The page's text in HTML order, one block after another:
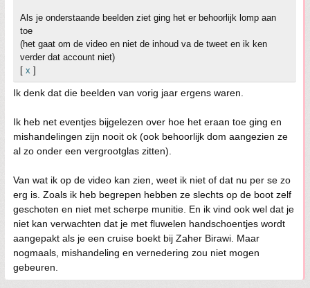
Als je onderstaande beelden ziet ging het er behoorlijk lomp aan
toe
(het gaat om de video en niet de inhoud va de tweet en ik ken
verder dat account niet)
[ x ]
Ik denk dat die beelden van vorig jaar ergens waren.
Ik heb net eventjes bijgelezen over hoe het eraan toe ging en
mishandelingen zijn nooit ok (ook behoorlijk dom aangezien ze
al zo onder een vergrootglas zitten).
Van wat ik op de video kan zien, weet ik niet of dat nu per se zo
erg is. Zoals ik heb begrepen hebben ze slechts op de boot zelf
geschoten en niet met scherpe munitie. En ik vind ook wel dat je
niet kan verwachten dat je met fluwelen handschoentjes wordt
aangepakt als je een cruise boekt bij Zaher Birawi. Maar
nogmaals, mishandeling en vernedering zou niet mogen
gebeuren.